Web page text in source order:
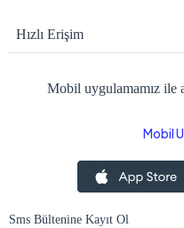
Hızlı Erişim
Mobil uygulamamız ile
Mobil
Sms Bültenine Kayıt Ol